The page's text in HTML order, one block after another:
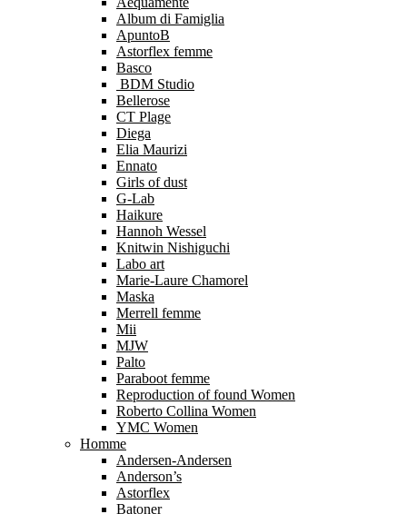
Album di Famiglia
ApuntoB
Astorflex femme
Basco
BDM Studio
Bellerose
CT Plage
Diega
Elia Maurizi
Ennato
Girls of dust
G-Lab
Haikure
Hannoh Wessel
Knitwin Nishiguchi
Labo art
Marie-Laure Chamorel
Maska
Merrell femme
Mii
MJW
Palto
Paraboot femme
Reproduction of found Women
Roberto Collina Women
YMC Women
Homme
Andersen-Andersen
Anderson’s
Astorflex
Batoner